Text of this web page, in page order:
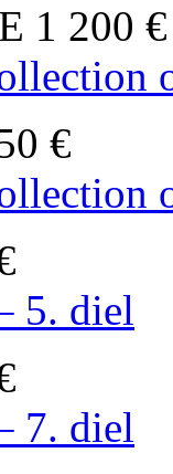
1 200 €
€
5. diel
7. diel